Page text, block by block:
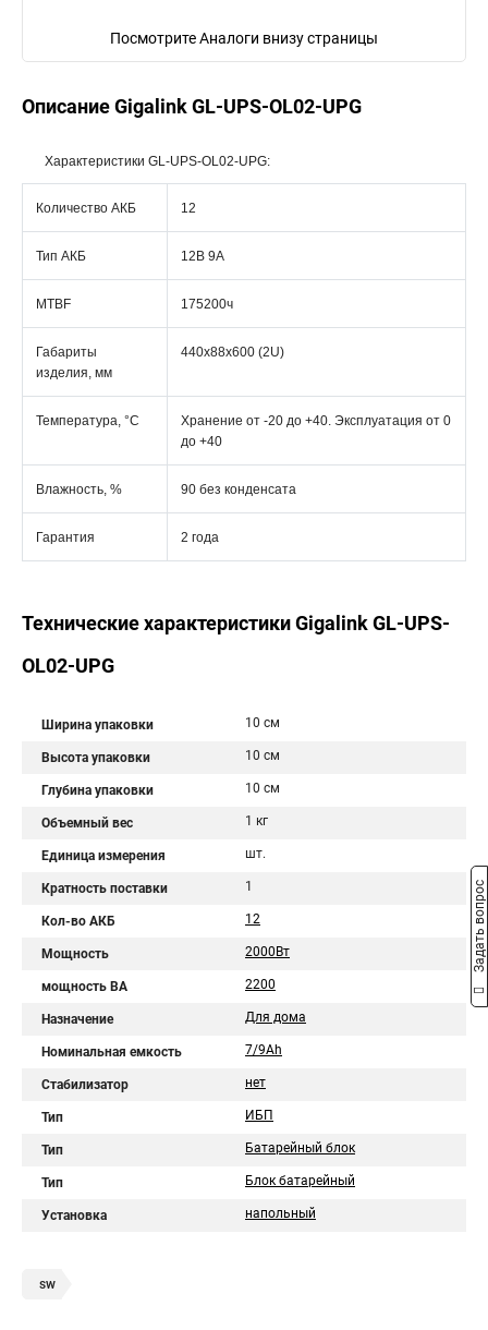
Посмотрите Аналоги внизу страницы
Описание Gigalink GL-UPS-OL02-UPG
Характеристики GL-UPS-OL02-UPG:
Количество АКБ 12
Тип АКБ 12В 9А
MTBF 175200ч
Габариты
изделия, мм
440x88x600 (2U)
Температура, °C
Хранение от -20 до +40. Эксплуатация от 0
до +40
Влажность, % 90 без конденсата
Гарантия 2 года
Технические характеристики Gigalink GL-UPS-
OL02-UPG
Ширина упаковки 10 см
Высота упаковки 10 см
Глубина упаковки 10 см
Объемный вес 1 кг
Единица измерения шт.
Кратность поставки 1
Кол-во АКБ 12
Мощность 2000Вт
мощность ВА 2200
Назначение Для дома
Номинальная емкость 7/9Ah
Стабилизатор нет
Тип ИБП
Тип Батарейный блок
Тип Блок батарейный
Установка напольный
sw
Задать вопрос